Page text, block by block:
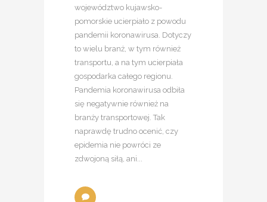
województwo kujawsko-
pomorskie ucierpiało z powodu
pandemii koronawirusa. Dotyczy
to wielu branż, w tym również
transportu, a na tym ucierpiała
gospodarka całego regionu.
Pandemia koronawirusa odbiła
się negatywnie również na
branży transportowej. Tak
naprawdę trudno ocenić, czy
epidemia nie powróci ze
zdwojoną siłą, ani...